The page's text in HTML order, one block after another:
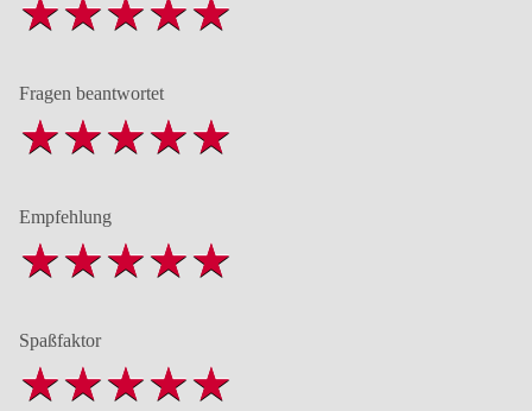
Fragen beantwortet
Empfehlung
Spaßfaktor